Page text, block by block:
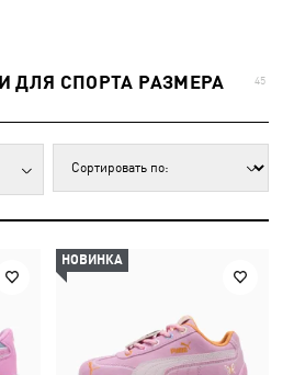
ДЛЯ СПОРТА РАЗМЕРА
45
НОВИНКА